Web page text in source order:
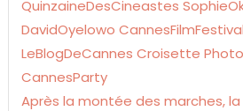
Après la montée des marches,